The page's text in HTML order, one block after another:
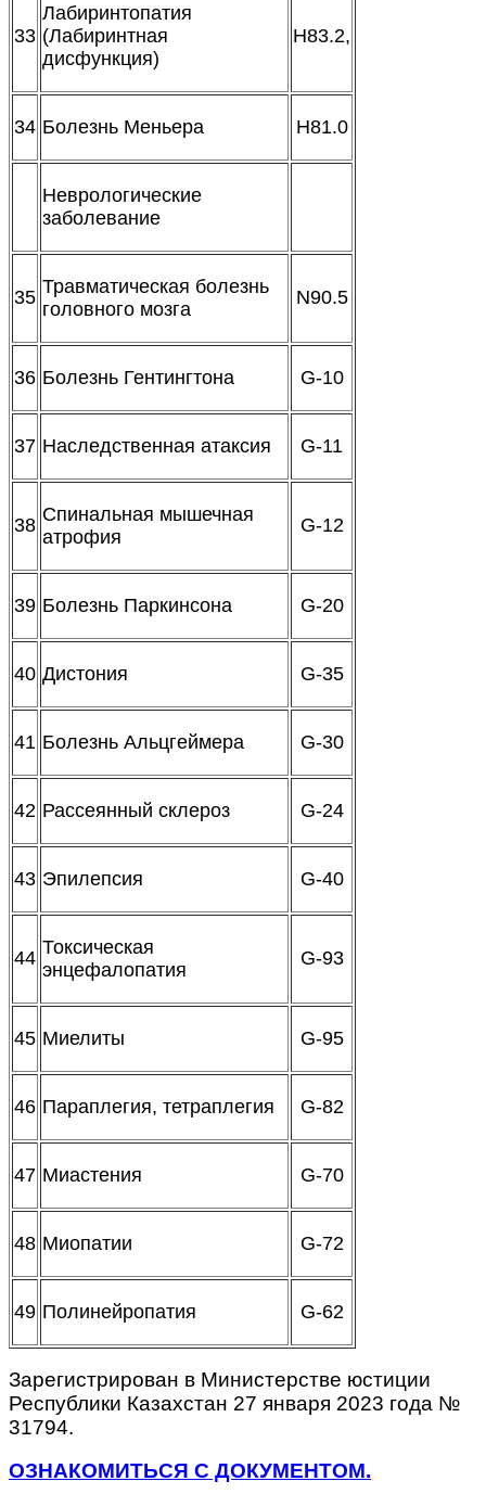
33
Лабиринтопатия
(Лабиринтная
дисфункция)
H83.2,
34 Болезнь Меньера H81.0
Неврологические
заболевание
35 Травматическая болезнь
головного мозга
N90.5
36 Болезнь Гентингтона G-10
37 Наследственная атаксия G-11
38 Спинальная мышечная
атрофия
G-12
39 Болезнь Паркинсона G-20
40 Дистония G-35
41 Болезнь Альцгеймера G-30
42 Рассеянный склероз G-24
43 Эпилепсия G-40
44 Токсическая
энцефалопатия
G-93
45 Миелиты G-95
46 Параплегия, тетраплегия G-82
47 Миастения G-70
48 Миопатии G-72
49 Полинейропатия G-62
Зарегистрирован в Министерстве юстиции
Республики Казахстан 27 января 2023 года №
31794.
ОЗНАКОМИТЬСЯ С ДОКУМЕНТОМ.